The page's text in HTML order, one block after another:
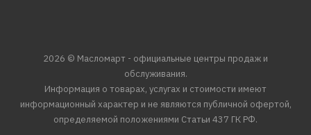
2026 © Масломарт - официальные центры продаж и
обслуживания.
Информация о товарах, услугах и стоимости имеют
информационный характер и не являются публичной офертой,
определяемой положениями Статьи 437 ГК РФ.